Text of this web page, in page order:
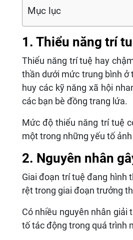
Mục lục
1. Thiểu năng trí
Thiểu năng trí tuệ hay
thần dưới mức trung bình ở
huy các kỹ năng xã hội
các bạn bè đồng trang lứa.
Mức độ thiểu năng trí tuệ
một trong những yếu tố
2. Nguyên nhân
Giai đoạn trí tuệ đang hình
rệt trong giai đoạn trưởng
Có nhiều nguyên nhân
tố tác động trong quá trình